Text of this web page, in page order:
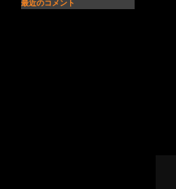
最近のコメント